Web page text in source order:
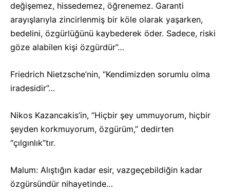
değişemez, hissedemez, öğrenemez. Garanti
arayışlarıyla zincirlenmiş bir köle olarak yaşarken,
bedelini, özgürlüğünü kaybederek öder. Sadece, riski
göze alabilen kişi özgürdür”…
Friedrich Nietzsche’nin, “Kendimizden sorumlu olma
iradesidir”…
Nikos Kazancakis’in, “Hiçbir şey ummuyorum, hiçbir
şeyden korkmuyorum, özgürüm,” dedirten
“çılgınlık”tır.
Malum: Alıştığın kadar esir, vazgeçebildiğin kadar
özgürsündür nihayetinde…